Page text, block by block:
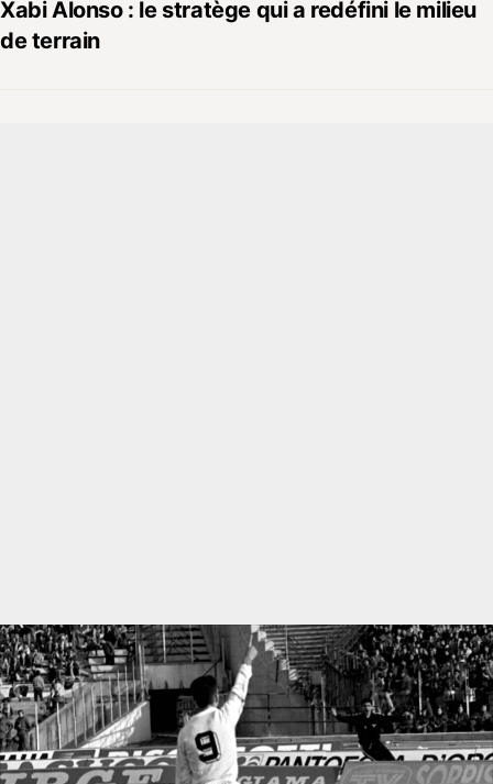
Xabi Alonso : le stratège qui a redéfini le milieu
de terrain